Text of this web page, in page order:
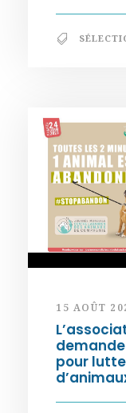
15 AOÛT
pour